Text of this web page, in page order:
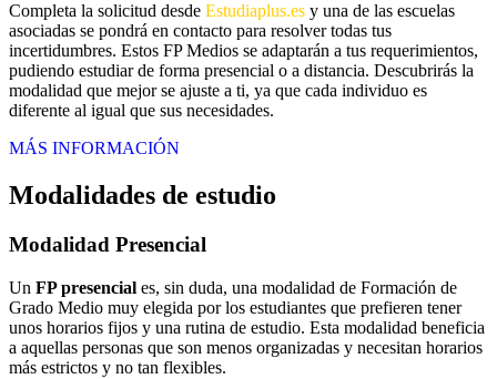
Completa la solicitud desde Estudiaplus.es y una de las escuelas
asociadas se pondrá en contacto para resolver todas tus
incertidumbres. Estos FP Medios se adaptarán a tus requerimientos,
pudiendo estudiar de forma presencial o a distancia. Descubrirás la
modalidad que mejor se ajuste a ti, ya que cada individuo es
diferente al igual que sus necesidades.
MÁS INFORMACIÓN
Modalidades de estudio
Modalidad Presencial
Un FP presencial es, sin duda, una modalidad de Formación de
Grado Medio muy elegida por los estudiantes que prefieren tener
unos horarios fijos y una rutina de estudio. Esta modalidad beneficia
a aquellas personas que son menos organizadas y necesitan horarios
más estrictos y no tan flexibles.